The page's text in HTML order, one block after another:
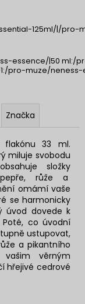
125ml/|/pro-
essence/|50 ml:/
pro-muze/
Značka
flakónu 33 ml.
miluje svobodu
složky
růže a
omámí vaše
se harmonicky
úvod dovede k
co úvodní
ustupovat,
a pikantního
věrným
hřejivé cedrové